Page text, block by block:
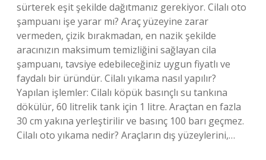
sürterek eşit şekilde dağıtmanız gerekiyor. Cilalı oto
şampuanı işe yarar mı? Araç yüzeyine zarar
vermeden, çizik bırakmadan, en nazik şekilde
aracınızın maksimum temizliğini sağlayan cila
şampuanı, tavsiye edebileceğiniz uygun fiyatlı ve
faydalı bir üründür. Cilalı yıkama nasıl yapılır?
Yapılan işlemler: Cilalı köpük basınçlı su tankına
dökülür, 60 litrelik tank için 1 litre. Araçtan en fazla
30 cm yakına yerleştirilir ve basınç 100 barı geçmez.
Cilalı oto yıkama nedir? Araçların dış yüzeylerini,…